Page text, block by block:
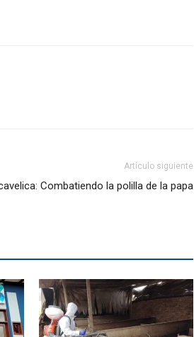
Artículo siguiente
Combatiendo la polilla de la papa